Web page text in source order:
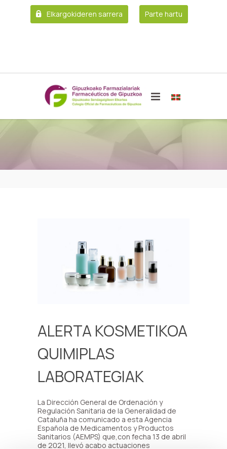
Elkargokideren sarrera Parte hartu
ALERTA KOSMETIKOA
QUIMIPLAS
LABORATEGIAK
La Dirección General de Ordenación y
Regulación Sanitaria de la Generalidad de
Cataluña ha comunicado a esta Agencia
Española de Medicamentos y Productos
Sanitarios (AEMPS) que,con fecha 13 de abril
de 2021, llevó acabo actuaciones